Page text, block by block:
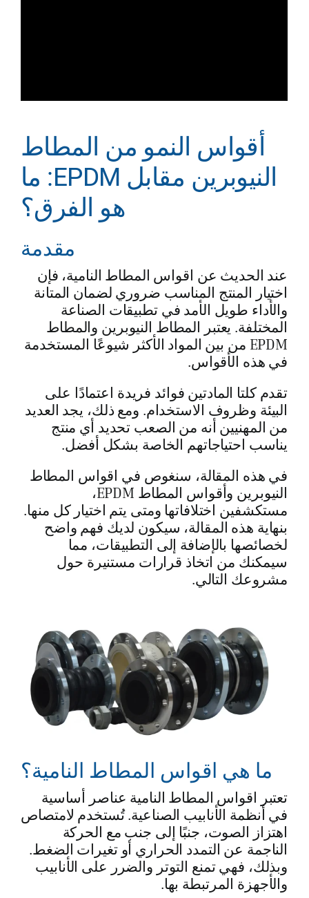
أقواس النمو من المطاط
النيوبرين مقابل EPDM: ما
هو الفرق؟
مقدمة
عند الحديث عن اقواس المطاط النامية، فإن
اختيار المنتج المناسب ضروري لضمان المتانة
والأداء طويل الأمد في تطبيقات الصناعة
المختلفة. يعتبر المطاط النيوبرين والمطاط
EPDM من بين المواد الأكثر شيوعًا المستخدمة
في هذه الأقواس.
تقدم كلتا المادتين فوائد فريدة اعتمادًا على
البيئة وظروف الاستخدام. ومع ذلك، يجد العديد
من المهنيين أنه من الصعب تحديد أي منتج
يناسب احتياجاتهم الخاصة بشكل أفضل.
في هذه المقالة، سنغوص في اقواس المطاط
النيوبرين وأقواس المطاط EPDM،
مستكشفين اختلافاتها ومتى يتم اختيار كل منها.
بنهاية هذه المقالة، سيكون لديك فهم واضح
لخصائصها بالإضافة إلى التطبيقات، مما
سيمكنك من اتخاذ قرارات مستنيرة حول
مشروعك التالي.
ما هي اقواس المطاط النامية؟
تعتبر اقواس المطاط النامية عناصر أساسية
في أنظمة الأنابيب الصناعية. تُستخدم لامتصاص
اهتزاز الصوت، جنبًا إلى جنب مع الحركة
الناجمة عن التمدد الحراري أو تغيرات الضغط.
وبذلك، فهي تمنع التوتر والضرر على الأنابيب
والأجهزة المرتبطة بها.